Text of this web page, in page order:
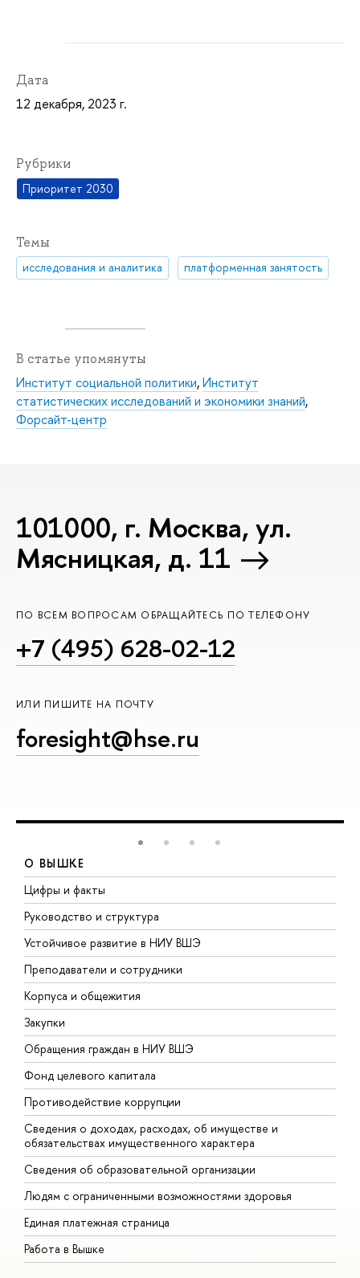
Дата
12 декабря, 2023 г.
Рубрики
Приоритет 2030
Темы
исследования и аналитика платформенная занятость
В статье упомянуты
Институт социальной политики,Институт
статистических исследований и экономики знаний,
Форсайт-центр
101000, г. Москва, ул.
Мясницкая, д. 11
ПО ВСЕМ ВОПРОСАМ ОБРАЩАЙТЕСЬ ПО ТЕЛЕФОНУ
+7 (495) 628-02-12
ИЛИ ПИШИТЕ НА ПОЧТУ
foresight@hse.ru
О ВЫШКЕ
Цифры и факты
Руководство и структура
Устойчивое развитие в НИУ ВШЭ
Преподаватели и сотрудники
Корпуса и общежития
Закупки
Обращения граждан в НИУ ВШЭ
Фонд целевого капитала
Противодействие коррупции
Сведения о доходах, расходах, об имуществе и
обязательствах имущественного характера
Сведения об образовательной организации
Людям с ограниченными возможностями здоровья
Единая платежная страница
Работа в Вышке